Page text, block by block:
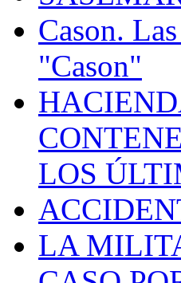
Cason.
"Cason"
LOS
LA